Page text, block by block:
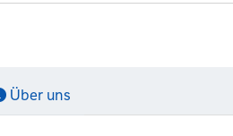
Über uns